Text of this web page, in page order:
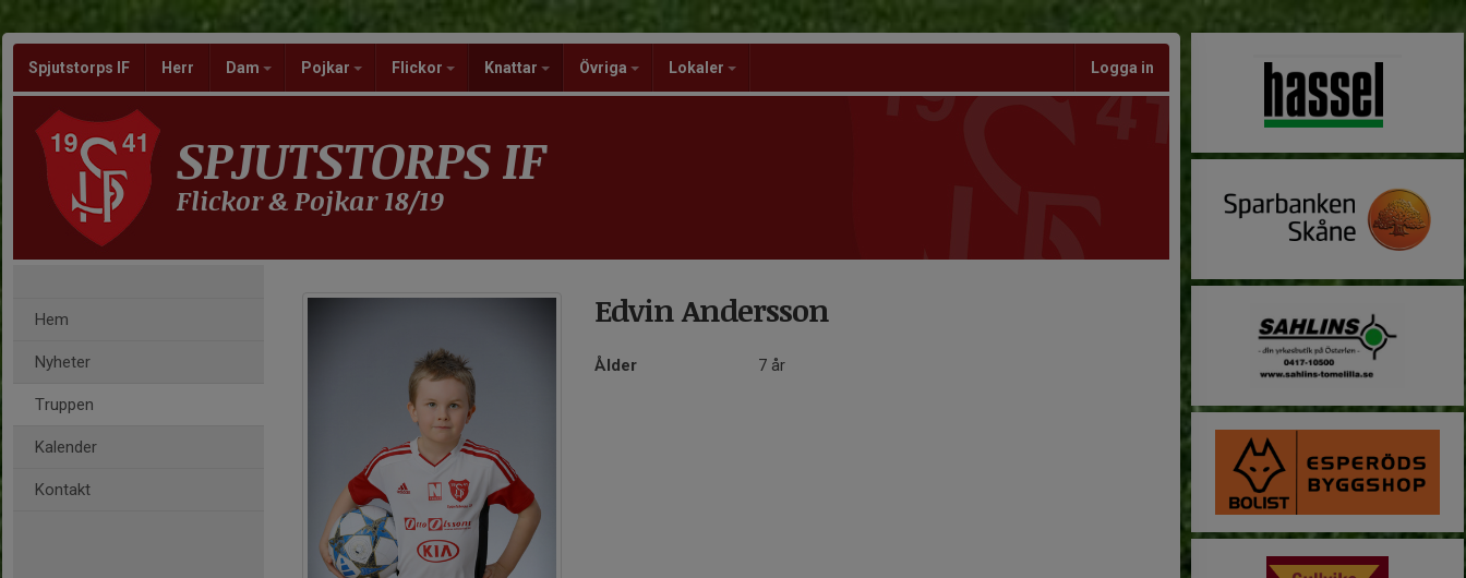
Spjutstorps IF Herr Dam Pojkar Flickor Knattar Övriga Lokaler Logga in
SPJUTSTORPS IF
Flickor & Pojkar 18/19
Hem
Nyheter
Truppen
Kalender
Kontakt
Edvin Andersson
Ålder 7 år